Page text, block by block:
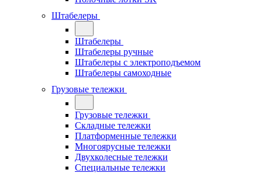
Штабелеры
Штабелеры
Штабелеры ручные
Штабелеры с электроподъемом
Штабелеры самоходные
Грузовые тележки
Грузовые тележки
Складные тележки
Платформенные тележки
Многоярусные тележки
Двухколесные тележки
Специальные тележки